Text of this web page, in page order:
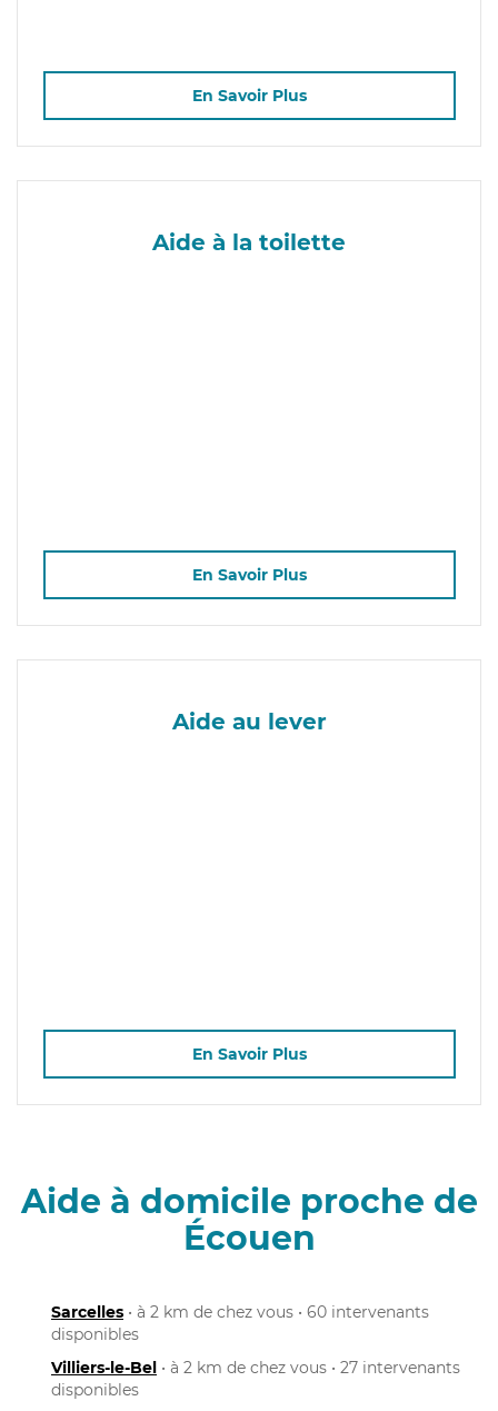
En Savoir Plus
Aide à la toilette
En Savoir Plus
Aide au lever
En Savoir Plus
Aide à domicile proche de
Écouen
Sarcelles • à 2 km de chez vous • 60 intervenants
disponibles
Villiers-le-Bel • à 2 km de chez vous • 27 intervenants
disponibles